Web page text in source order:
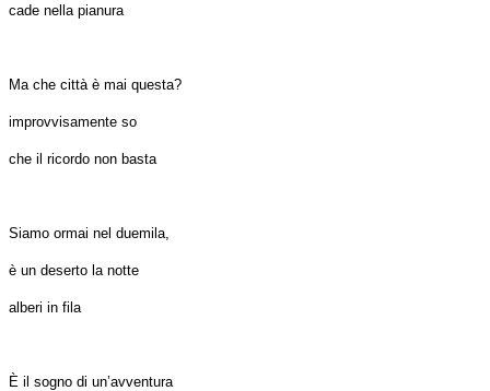
cade nella pianura
Ma che città è mai questa?
improvvisamente so
che il ricordo non basta
Siamo ormai nel duemila,
è un deserto la notte
alberi in fila
È il sogno di un’avventura